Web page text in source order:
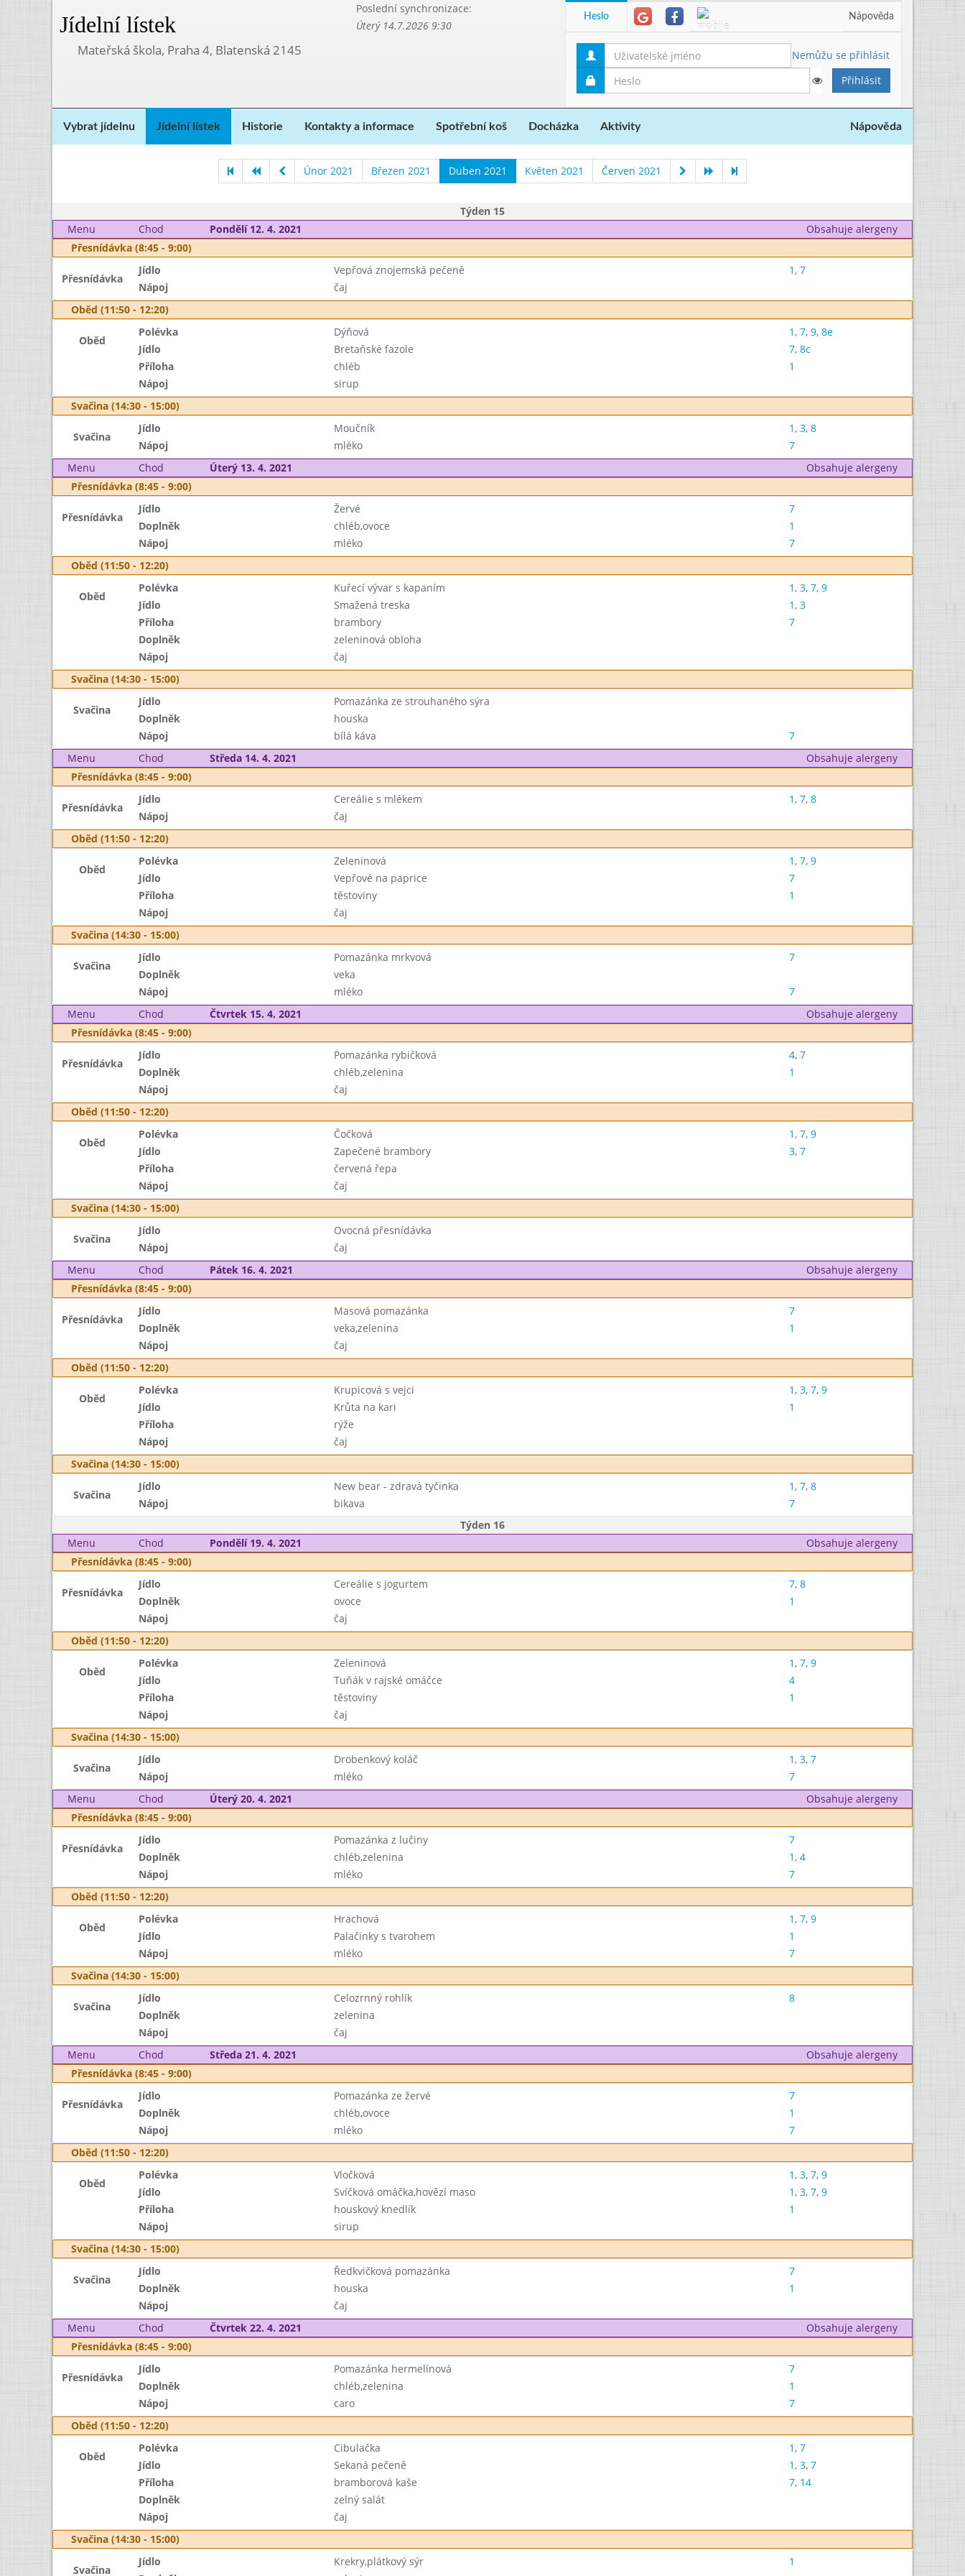
Jídelní lístek
Poslední synchronizace:
Úterý 14.7.2026 9:30
Mateřská škola, Praha 4, Blatenská 2145
Heslo Nápověda
Nemůžu se přihlásit
Vybrat jídelnu Jídelní lístek Historie Kontakty a informace Spotřební koš Docházka Aktivity Nápověda
Únor 2021 Březen 2021 Duben 2021 Květen 2021 Červen 2021
Týden 15
Menu
Chod Pondělí 12. 4. 2021
Obsahuje alergeny
Přesnídávka (8:45 - 9:00)
Přesnídávka
Jídlo Vepřová znojemská pečeně 1, 7
Nápoj
čaj
Oběd (11:50 - 12:20)
Oběd
Polévka Dýňová 1, 7, 9, 8e
Jídlo
Bretaňské fazole 7, 8c
Příloha
chléb
1
Nápoj
sirup
Svačina (14:30 - 15:00)
Svačina
Jídlo Moučník 1, 3, 8
Nápoj
mléko
7
Menu
Chod Úterý 13. 4. 2021
Obsahuje alergeny
Přesnídávka (8:45 - 9:00)
Přesnídávka
Jídlo Žervé
7
Doplněk
chléb,ovoce
1
Nápoj
mléko
7
Oběd (11:50 - 12:20)
Oběd
Polévka Kuřecí vývar s kapaním 1, 3, 7, 9
Jídlo
Smažená treska 1, 3
Příloha
brambory
7
Doplněk
zeleninová obloha
Nápoj
čaj
Svačina (14:30 - 15:00)
Svačina
Jídlo
Pomazánka ze strouhaného sýra
Doplněk
houska
Nápoj
bílá káva
7
Menu
Chod Středa 14. 4. 2021
Obsahuje alergeny
Přesnídávka (8:45 - 9:00)
Přesnídávka
Jídlo Cereálie s mlékem 1, 7, 8
Nápoj
čaj
Oběd (11:50 - 12:20)
Oběd
Polévka Zeleninová 1, 7, 9
Jídlo
Vepřové na paprice
7
Příloha
těstoviny
1
Nápoj
čaj
Svačina (14:30 - 15:00)
Svačina
Jídlo Pomazánka mrkvová
7
Doplněk
veka
Nápoj
mléko
7
Menu
Chod Čtvrtek 15. 4. 2021
Obsahuje alergeny
Přesnídávka (8:45 - 9:00)
Přesnídávka
Jídlo Pomazánka rybičková 4, 7
Doplněk
chléb,zelenina
1
Nápoj
čaj
Oběd (11:50 - 12:20)
Oběd
Polévka Čočková 1, 7, 9
Jídlo
Zapečené brambory 3, 7
Příloha
červená řepa
Nápoj
čaj
Svačina (14:30 - 15:00)
Svačina
Jídlo
Ovocná přesnídávka
Nápoj
čaj
Menu
Chod Pátek 16. 4. 2021
Obsahuje alergeny
Přesnídávka (8:45 - 9:00)
Přesnídávka
Jídlo Masová pomazánka
7
Doplněk
veka,zelenina
1
Nápoj
čaj
Oběd (11:50 - 12:20)
Oběd
Polévka Krupicová s vejci 1, 3, 7, 9
Jídlo
Krůta na kari
1
Příloha
rýže
Nápoj
čaj
Svačina (14:30 - 15:00)
Svačina
Jídlo New bear - zdravá tyčinka 1, 7, 8
Nápoj
bikava
7
Týden 16
Menu
Chod Pondělí 19. 4. 2021
Obsahuje alergeny
Přesnídávka (8:45 - 9:00)
Přesnídávka
Jídlo Cereálie s jogurtem 7, 8
Doplněk
ovoce
1
Nápoj
čaj
Oběd (11:50 - 12:20)
Oběd
Polévka Zeleninová 1, 7, 9
Jídlo
Tuňák v rajské omáčce
4
Příloha
těstoviny
1
Nápoj
čaj
Svačina (14:30 - 15:00)
Svačina
Jídlo Drobenkový koláč 1, 3, 7
Nápoj
mléko
7
Menu
Chod Úterý 20. 4. 2021
Obsahuje alergeny
Přesnídávka (8:45 - 9:00)
Přesnídávka
Jídlo Pomazánka z lučiny
7
Doplněk
chléb,zelenina 1, 4
Nápoj
mléko
7
Oběd (11:50 - 12:20)
Oběd
Polévka Hrachová 1, 7, 9
Jídlo
Palačinky s tvarohem
1
Nápoj
mléko
7
Svačina (14:30 - 15:00)
Svačina
Jídlo Celozrnný rohlík
8
Doplněk
zelenina
Nápoj
čaj
Menu
Chod Středa 21. 4. 2021
Obsahuje alergeny
Přesnídávka (8:45 - 9:00)
Přesnídávka
Jídlo Pomazánka ze žervé
7
Doplněk
chléb,ovoce
1
Nápoj
mléko
7
Oběd (11:50 - 12:20)
Oběd
Polévka Vločková 1, 3, 7, 9
Jídlo
Svíčková omáčka,hovězí maso 1, 3, 7, 9
Příloha
houskový knedlík
1
Nápoj
sirup
Svačina (14:30 - 15:00)
Svačina
Jídlo Ředkvičková pomazánka
7
Doplněk
houska
1
Nápoj
čaj
Menu
Chod Čtvrtek 22. 4. 2021
Obsahuje alergeny
Přesnídávka (8:45 - 9:00)
Přesnídávka
Jídlo Pomazánka hermelínová
7
Doplněk
chléb,zelenina
1
Nápoj
caro
7
Oběd (11:50 - 12:20)
Oběd
Polévka Cibulačka 1, 7
Jídlo
Sekaná pečeně 1, 3, 7
Příloha
bramborová kaše 7, 14
Doplněk
zelný salát
Nápoj
čaj
Svačina (14:30 - 15:00)
Svačina
Jídlo Krekry,plátkový sýr
1